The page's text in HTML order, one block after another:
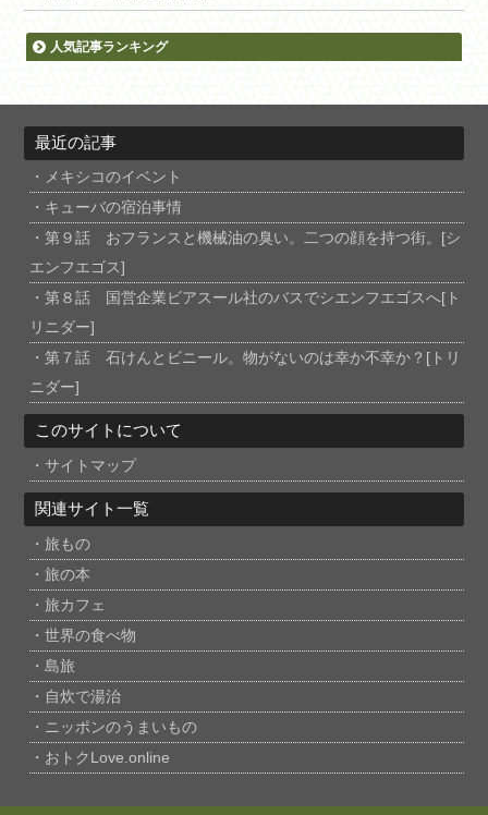
人気記事ランキング
最近の記事
メキシコのイベント
キューバの宿泊事情
第９話 おフランスと機械油の臭い。二つの顔を持つ街。[シ
エンフエゴス]
第８話 国営企業ビアスール社のバスでシエンフエゴスへ[ト
リニダー]
第７話 石けんとビニール。物がないのは幸か不幸か？[トリ
ニダー]
このサイトについて
サイトマップ
関連サイト一覧
旅もの
旅の本
旅カフェ
世界の食べ物
島旅
自炊で湯治
ニッポンのうまいもの
おトクLove.online